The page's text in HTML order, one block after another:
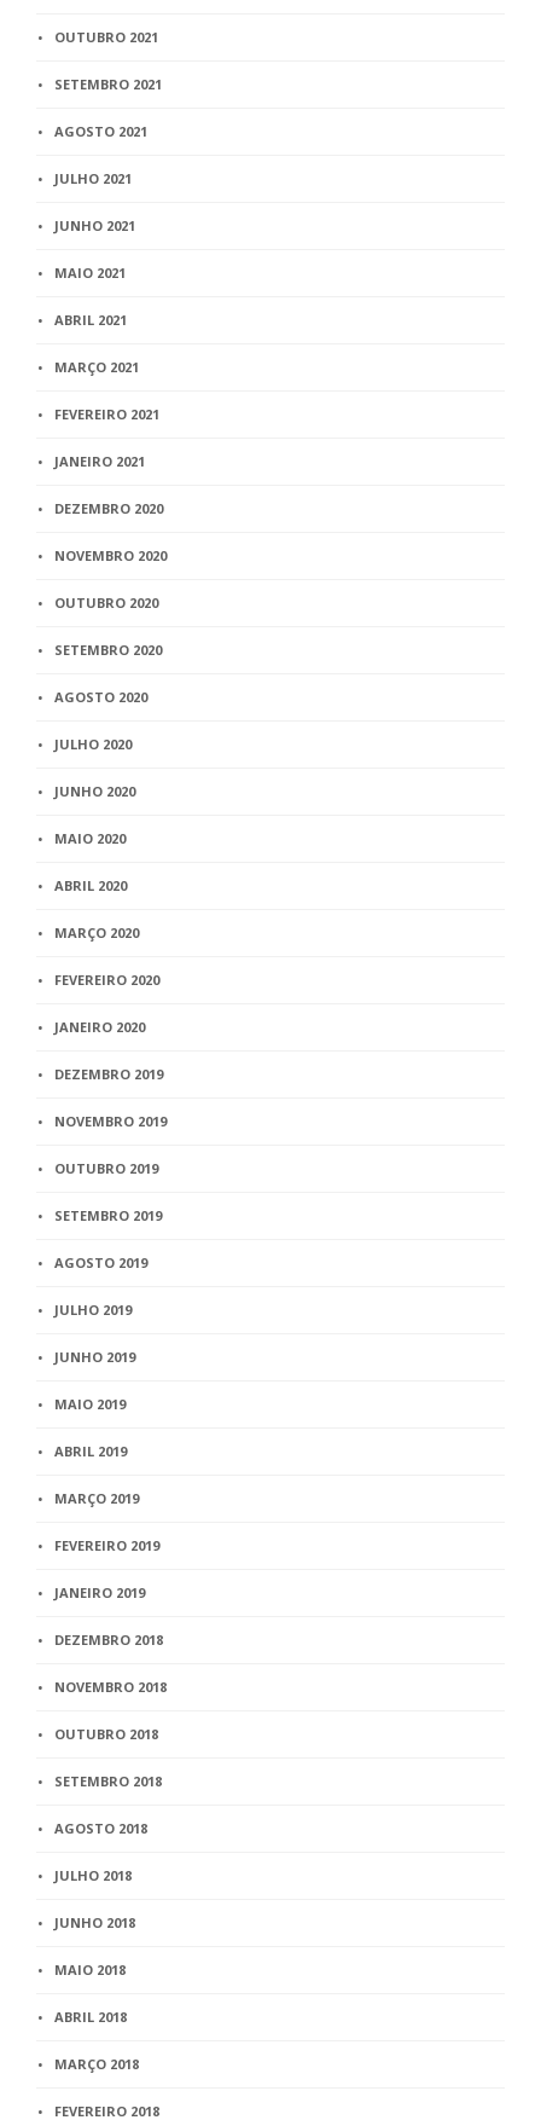
OUTUBRO 2021
SETEMBRO 2021
AGOSTO 2021
JULHO 2021
JUNHO 2021
MAIO 2021
ABRIL 2021
MARÇO 2021
FEVEREIRO 2021
JANEIRO 2021
DEZEMBRO 2020
NOVEMBRO 2020
OUTUBRO 2020
SETEMBRO 2020
AGOSTO 2020
JULHO 2020
JUNHO 2020
MAIO 2020
ABRIL 2020
MARÇO 2020
FEVEREIRO 2020
JANEIRO 2020
DEZEMBRO 2019
NOVEMBRO 2019
OUTUBRO 2019
SETEMBRO 2019
AGOSTO 2019
JULHO 2019
JUNHO 2019
MAIO 2019
ABRIL 2019
MARÇO 2019
FEVEREIRO 2019
JANEIRO 2019
DEZEMBRO 2018
NOVEMBRO 2018
OUTUBRO 2018
SETEMBRO 2018
AGOSTO 2018
JULHO 2018
JUNHO 2018
MAIO 2018
ABRIL 2018
MARÇO 2018
FEVEREIRO 2018